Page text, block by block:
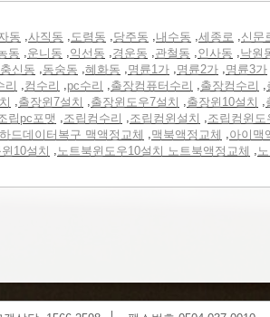
동 ,사직동 ,도렴동 ,당주동 ,내수동 ,세종로 ,신문
동 ,운니동 ,익선동 ,경운동 ,관철동 ,인사동 ,낙원
충신동 ,동숭동 ,혜화동 ,명륜1가 ,명륜2가 ,명륜3가
리 ,컴수리 ,pc수리 ,출장컴퓨터수리 ,출장컴수리 ,
,출장윈7설치 ,출장윈도우7설치 ,출장윈10설치 ,
립pc포맷 ,조립컴수리 ,조립컴윈설치 ,조립컴윈도
드데이터복구 맥액정교체 ,맥북액정교체 ,아이맥
10설치 ,노트북윈도우10설치 노트북액정교체 ,